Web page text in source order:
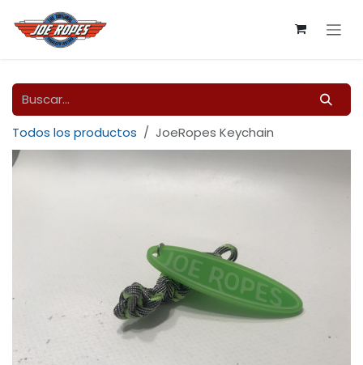
Ir al contenido
Todos los productos JoeRopes Keychain